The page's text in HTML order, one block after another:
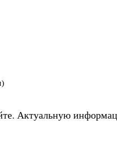
Актуальную